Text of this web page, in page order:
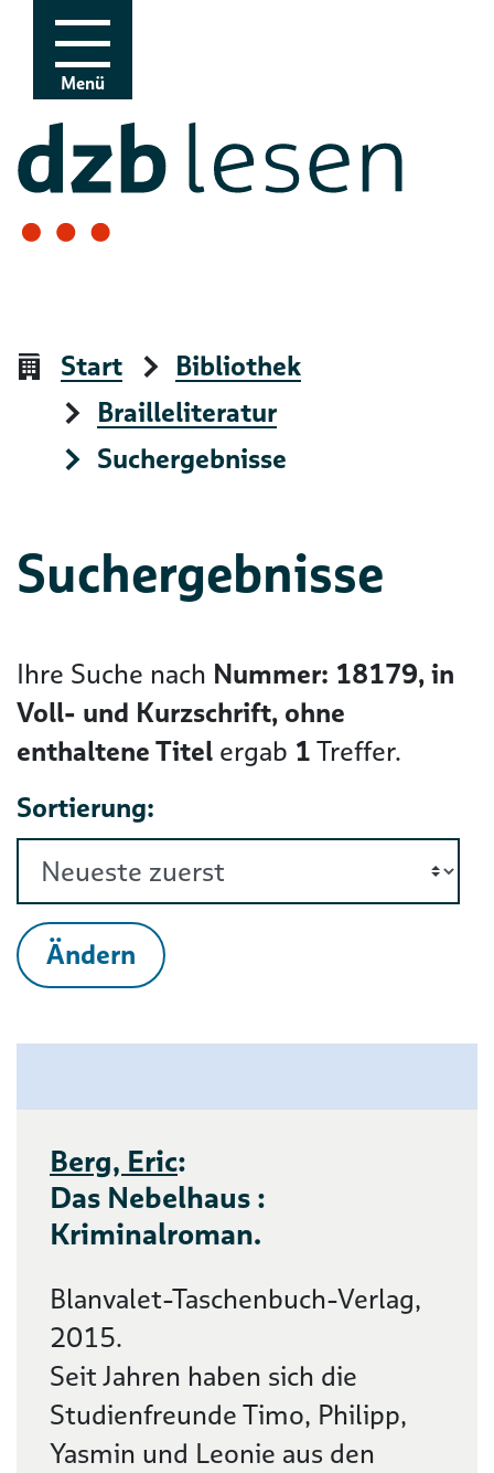
Zur Navigation
Zum Inhalt
Menü
Start
Bibliothek
Brailleliteratur
Suchergebnisse
Suchergebnisse
Ihre Suche nach Nummer: 18179, in
Voll- und Kurzschrift, ohne
enthaltene Titel ergab 1Treffer.
Sortierung:
Ändern
Berg, Eric:
Das Nebelhaus :
Kriminalroman.
Blanvalet-Taschenbuch-Verlag,
2015.
Seit Jahren haben sich die
Studienfreunde Timo, Philipp,
Yasmin und Leonie aus den